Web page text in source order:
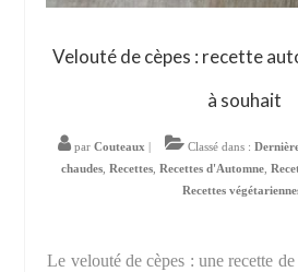
Velouté de cèpes : recette
à souhait
par Couteaux Classé dans :
chaudes Recettes Recettes d'Automne
Recettes
Le velouté de cèpes : une recette